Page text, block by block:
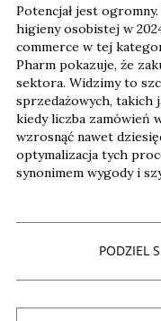
Potencjał jest
higieny osobistej w
commerce w tej
Pharm pokazuje, że
sektora. Widzimy to
sprzedażowych, takich
kiedy liczba zamówień
wzrosnąć nawet
optymalizacja tych
synonimem wygody i
PODZIEL